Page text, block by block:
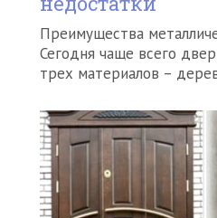
Преимущества
Сегодня чаще всего
трех материалов –